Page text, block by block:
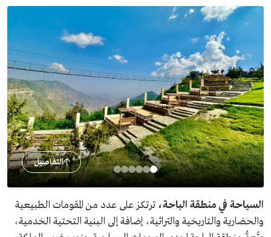
التفاصيل
السياحة في منطقة الباحة، ترتكز على عدد من المقومات الطبيعية
والحضارية والتاريخية والتراثية، إضافة إلى البنية التحتية الخدمية،